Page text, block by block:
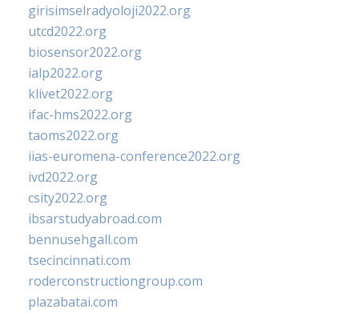
girisimselradyoloji2022.org
utcd2022.org
biosensor2022.org
ialp2022.org
klivet2022.org
ifac-hms2022.org
taoms2022.org
iias-euromena-conference2022.org
ivd2022.org
csity2022.org
ibsarstudyabroad.com
bennusehgall.com
tsecincinnati.com
roderconstructiongroup.com
plazabatai.com